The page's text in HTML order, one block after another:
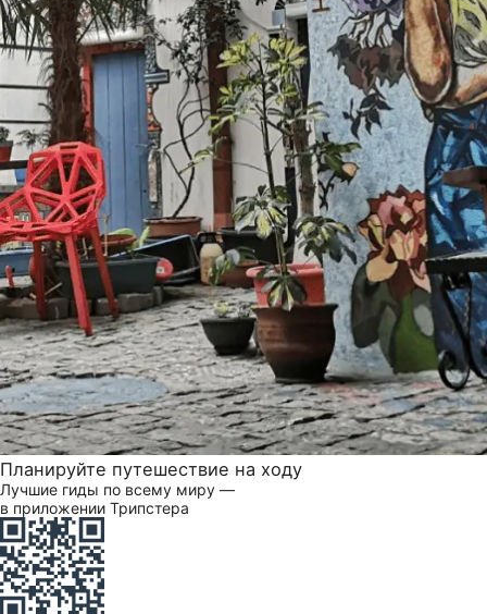
Планируйте путешествие на ходу
Лучшие гиды по всему миру —
в приложении Трипстера